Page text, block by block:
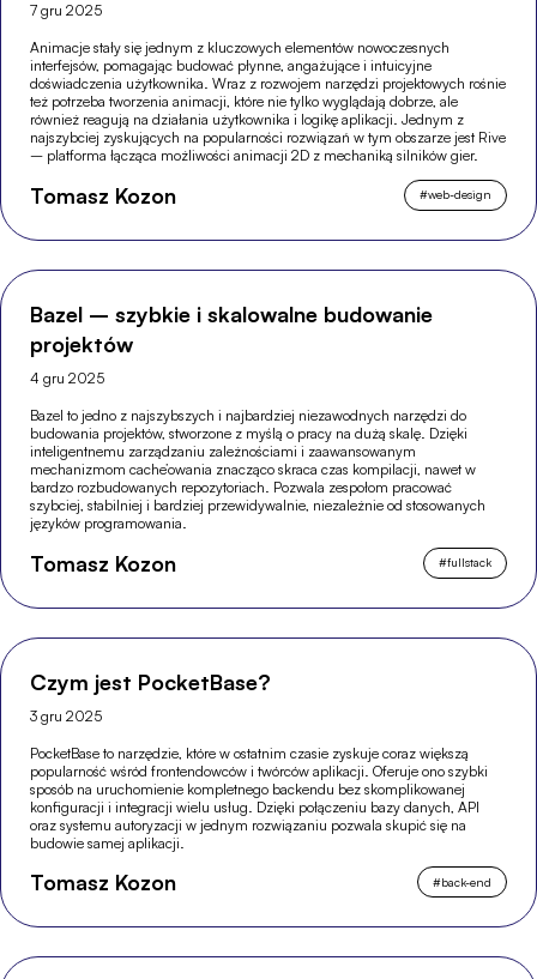
7 gru 2025
Animacje stały się jednym z kluczowych elementów nowoczesnych
interfejsów, pomagając budować płynne, angażujące i intuicyjne
doświadczenia użytkownika. Wraz z rozwojem narzędzi projektowych rośnie
też potrzeba tworzenia animacji, które nie tylko wyglądają dobrze, ale
również reagują na działania użytkownika i logikę aplikacji. Jednym z
najszybciej zyskujących na popularności rozwiązań w tym obszarze jest Rive
– platforma łącząca możliwości animacji 2D z mechaniką silników gier.
Tomasz Kozon #web-design
Bazel – szybkie i skalowalne budowanie
projektów
4 gru 2025
Bazel to jedno z najszybszych i najbardziej niezawodnych narzędzi do
budowania projektów, stworzone z myślą o pracy na dużą skalę. Dzięki
inteligentnemu zarządzaniu zależnościami i zaawansowanym
mechanizmom cache’owania znacząco skraca czas kompilacji, nawet w
bardzo rozbudowanych repozytoriach. Pozwala zespołom pracować
szybciej, stabilniej i bardziej przewidywalnie, niezależnie od stosowanych
języków programowania.
Tomasz Kozon #fullstack
Czym jest PocketBase?
3 gru 2025
PocketBase to narzędzie, które w ostatnim czasie zyskuje coraz większą
popularność wśród frontendowców i twórców aplikacji. Oferuje ono szybki
sposób na uruchomienie kompletnego backendu bez skomplikowanej
konfiguracji i integracji wielu usług. Dzięki połączeniu bazy danych, API
oraz systemu autoryzacji w jednym rozwiązaniu pozwala skupić się na
budowie samej aplikacji.
Tomasz Kozon #back-end